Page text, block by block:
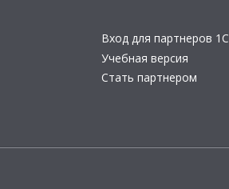
Вход для партнеров 1С
Учебная версия
Стать партнером